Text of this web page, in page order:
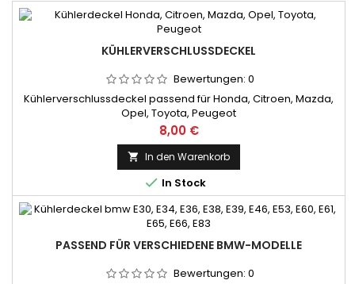
KÜHLERVERSCHLUSSDECKEL
Bewertungen: 0
Kühlerverschlussdeckel passend für Honda, Citroen, Mazda,
Opel, Toyota, Peugeot
Preis
8,00 €
 In den Warenkorb
 In Stock
PASSEND FÜR VERSCHIEDENE BMW-MODELLE
Bewertungen: 0